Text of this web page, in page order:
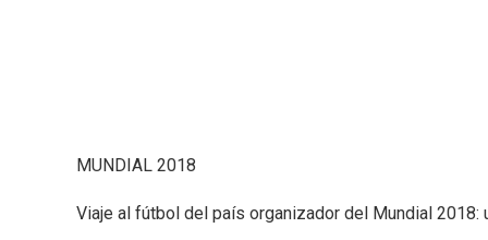
MUNDIAL 2018
Viaje al fútbol del país organizador del Mundial